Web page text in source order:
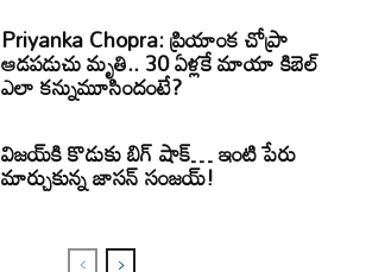
Priyanka Chopra: ప్రియాంక చోప్రా
ఆడపడుచు మృతి.. 30 ఏళ్లకే మాయా కిబెల్
ఎలా కన్నుమూసిందంటే?
విజయ్‌కి కొడుకు బిగ్ షాక్… ఇంటి పేరు
మార్చుకున్న జాసన్ సంజయ్!